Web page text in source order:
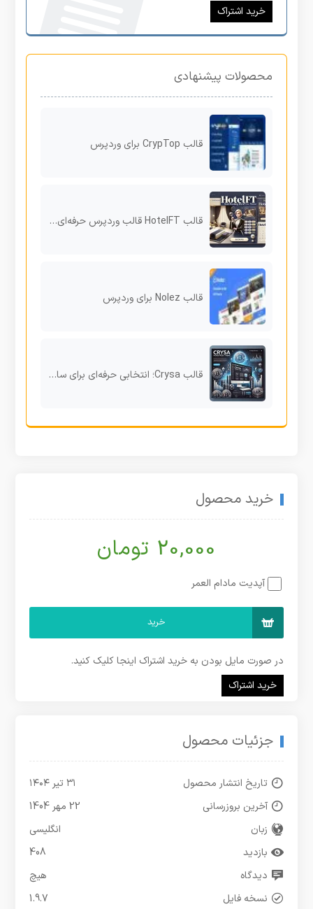
خرید اشتراک
محصولات پیشنهادی
قالب CrypTop برای وردپرس
قالب HotelFT قالب وردپرس حرفه‌ای برای رزرو هتل و اقامتگاه با امکانات پیشرفته
قالب Nolez برای وردپرس
قالب Crysa؛ انتخابی حرفه‌ای برای سایت‌های شرکتی وردپرس
خرید محصول
20,000 تومان
آپدیت مادام العمر
خرید
در صورت مایل بودن به خرید اشتراک اینجا کلیک کنید.
خرید اشتراک
جزئیات محصول
تاریخ انتشار محصول
۳۱ تیر ۱۴۰۴
آخرین بروزرسانی
22 مهر 1404
زبان
انگلیسی
بازدید
408
دیدگاه
هیچ
نسخه فایل
1.9.7